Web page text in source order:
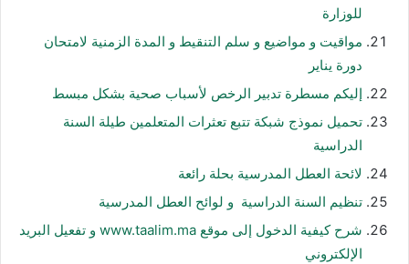
للوزارة
مواقيت و مواضيع و سلم التنقيط و المدة الزمنية لامتحان
دورة يناير
إليكم مسطرة تدبير الرخص لأسباب صحية بشكل مبسط
تحميل نموذج شبكة تتبع تعثرات المتعلمين طيلة السنة
الدراسية
لائحة العطل المدرسية بحلة رائعة
تنظيم السنة الدراسية و لوائح العطل المدرسية
شرح كيفية الدخول إلى موقع www.taalim.ma و تفعيل البريد
الإلكتروني